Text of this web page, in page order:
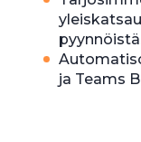
ja Teams